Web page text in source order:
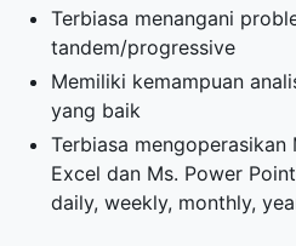
Terbiasa menangani
tandem/progressive
Memiliki kemampuan
yang baik
Terbiasa
Excel dan Ms. Power
daily, weekly, monthly,